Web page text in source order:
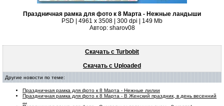
Праздничная рамка для фото к 8 Марта - Нежные ландыши
PSD | 4961 х 3508 | 300 dpi | 149 Mb
Автор: sharov08
Скачать с Turbobit
Скачать с Uploaded
Другие новости по теме:
Праздничная рамка для фото к 8 Марта - Нежные лилии
Праздничная рамка для фото к 8 Марта - В Женский праздник, в день весенний